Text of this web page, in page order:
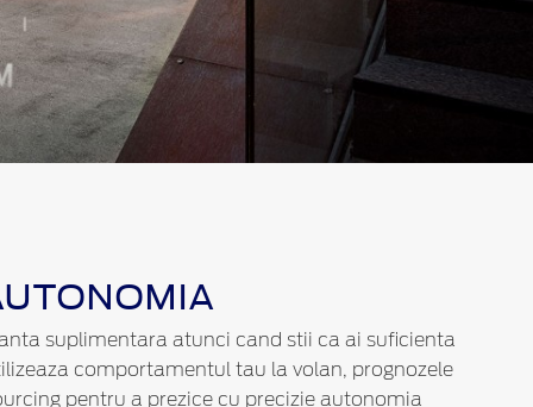
suplimentara atunci cand stii ca ai suficienta
comportamentul tau la volan, prognozele
pentru a prezice cu precizie autonomia